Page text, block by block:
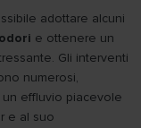
adottare alcuni
e ottenere un
Gli interventi
numerosi,
un effluvio piacevole
e al suo